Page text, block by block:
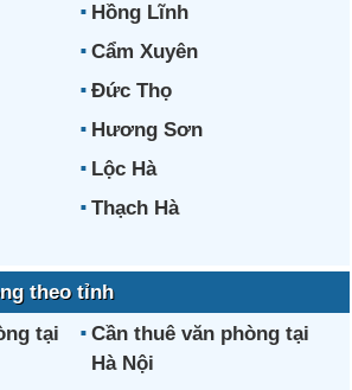
Hồng Lĩnh
Cẩm Xuyên
Đức Thọ
Hương Sơn
Lộc Hà
Thạch Hà
theo tỉnh
tại
Cần thuê văn phòng tại
Hà Nội